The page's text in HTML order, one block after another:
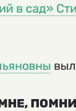
в сад»